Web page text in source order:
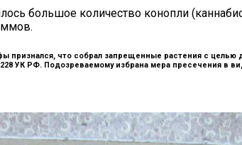
большое количество конопли
признался, что собрал запрещенные растения с
УК РФ. Подозреваемому избрана мера пресечения в